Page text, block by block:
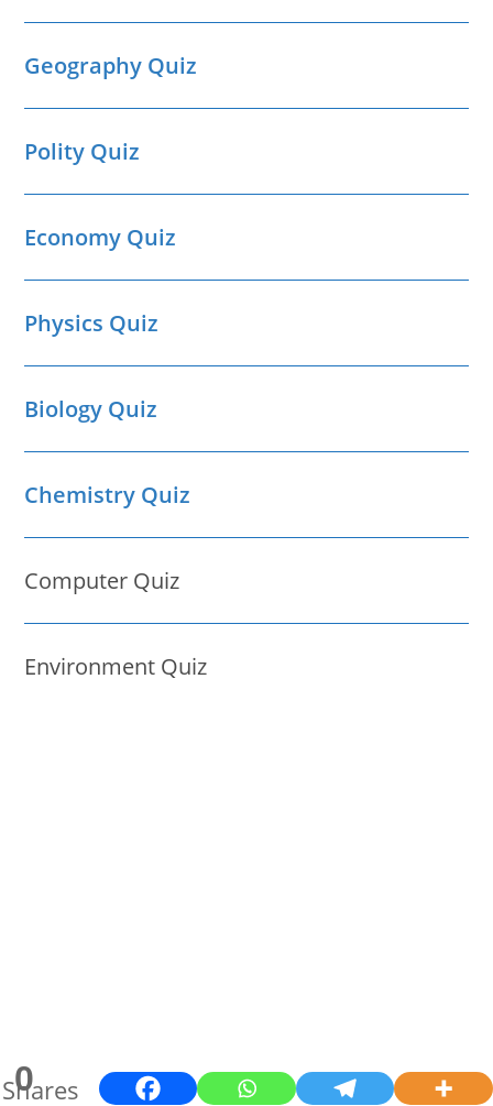
0
Shares
Geography Quiz
Polity Quiz
Economy Quiz
Physics Quiz
Biology Quiz
Chemistry Quiz
Computer Quiz
Environment Quiz